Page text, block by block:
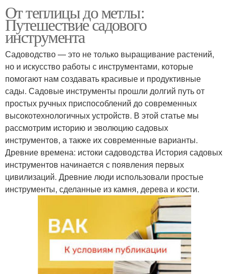
От теплицы до метлы:
Путешествие садового
инструмента
Садоводство — это не только выращивание растений,
но и искусство работы с инструментами, которые
помогают нам создавать красивые и продуктивные
сады. Садовые инструменты прошли долгий путь от
простых ручных приспособлений до современных
высокотехнологичных устройств. В этой статье мы
рассмотрим историю и эволюцию садовых
инструментов, а также их современные варианты.
Древние времена: истоки садоводства История садовых
инструментов начинается с появления первых
цивилизаций. Древние люди использовали простые
инструменты, сделанные из камня, дерева и кости.